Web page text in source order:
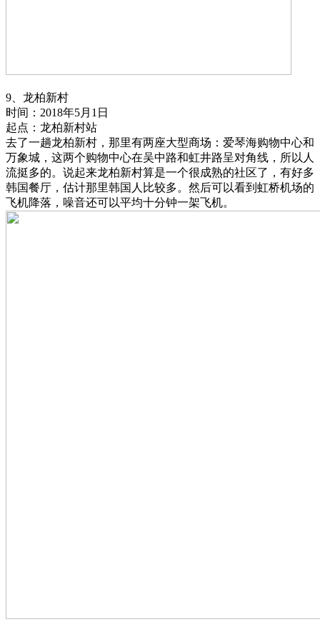
9、龙柏新村
时间：2018年5月1日
起点：龙柏新村站
去了一趟龙柏新村，那里有两座大型商场：爱琴海购物中心和
万象城，这两个购物中心在吴中路和虹井路呈对角线，所以人
流挺多的。说起来龙柏新村算是一个很成熟的社区了，有好多
韩国餐厅，估计那里韩国人比较多。然后可以看到虹桥机场的
飞机降落，噪音还可以平均十分钟一架飞机。